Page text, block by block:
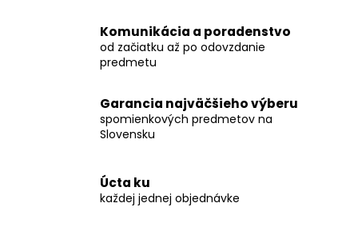
Komunikácia a poradenstvo
od začiatku až po odovzdanie
predmetu
Garancia najväčšieho výberu
spomienkových predmetov na
Slovensku
Úcta ku
každej jednej objednávke